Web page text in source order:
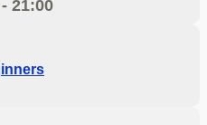
21:00